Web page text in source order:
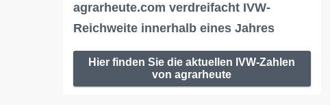
agrarheute.com verdreifacht IVW-
Reichweite innerhalb eines Jahres
Hier finden Sie die aktuellen IVW-Zahlen
von agrarheute